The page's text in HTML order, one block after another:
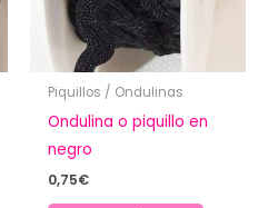
Piquillos / Ondulinas
Ondulina o piquillo en
negro
0,75€